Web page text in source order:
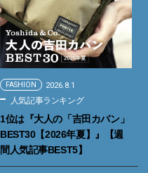
FASHION 2026.8.1
人気記事ランキング
1位は『大人の「吉田カバン」
BEST30【2026年夏】』【週
間人気記事BEST5】